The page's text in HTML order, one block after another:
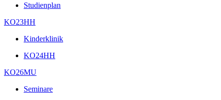
Studienplan
KO23HH
Kinderklinik
KO24HH
KO26MU
Seminare